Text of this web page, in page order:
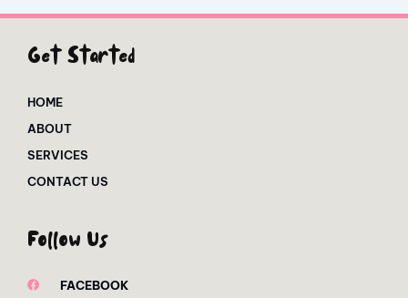
Get Started
HOME
ABOUT
SERVICES
CONTACT US
Follow Us
FACEBOOK